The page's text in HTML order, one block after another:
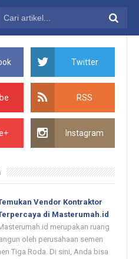
Twitter
RSS
Instagram
Vendor Kontraktor
di Masterumah.id
merupakan ruang
oleh perusahaan semen
Tiga Roda. Di sini, Anda bisa